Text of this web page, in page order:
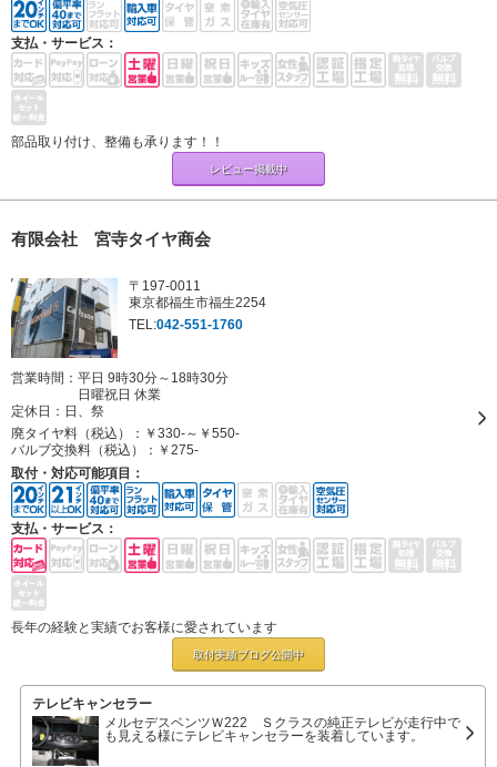
支払・サービス：
部品取り付け、整備も承ります！！
レビュー掲載中
有限会社 宮寺タイヤ商会
〒197-0011
東京都福生市福生2254
TEL:042-551-1760
営業時間：平日 9時30分～18時30分
日曜祝日 休業
定休日： 日、祭
廃タイヤ料（税込）： ￥330-～￥550-
バルブ交換料（税込）： ￥275-
取付・対応可能項目：
支払・サービス：
長年の経験と実績でお客様に愛されています
取付実績ブログ公開中
テレビキャンセラー
メルセデスベンツＷ222 Ｓクラスの純正テレビが走行中で
も見える様にテレビキャンセラーを装着しています。